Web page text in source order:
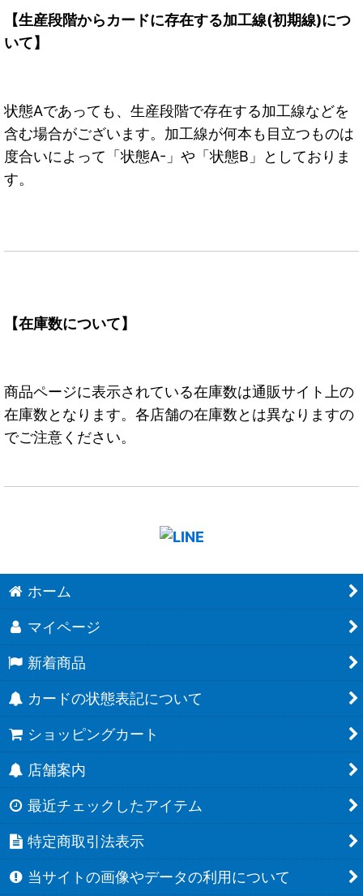
【生産段階からカードに存在する加工線(初期線)につ
いて】
状態Aであっても、生産段階で存在する加工線などを
含む場合がございます。加工線が何本も目立つものは
度合いによって「状態A-」や「状態B」としておりま
す。
【在庫数について】
商品ページに表示されている在庫数は通販サイト上の
在庫数となります。各店舗の在庫数とは異なりますの
でご注意ください。
ホーム
マイページ
新着商品
カードの状態表記について
ショッピングカート
店舗案内
最近チェックしたアイテム
特定商取引法表示
当サイトの画像やデータの利用について